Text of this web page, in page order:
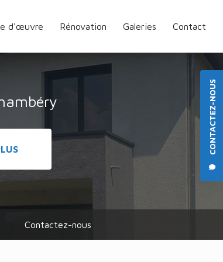
CONTACTEZ-NOUS
d'œuvre Rénovation Galeries Contact
Contactez-nous